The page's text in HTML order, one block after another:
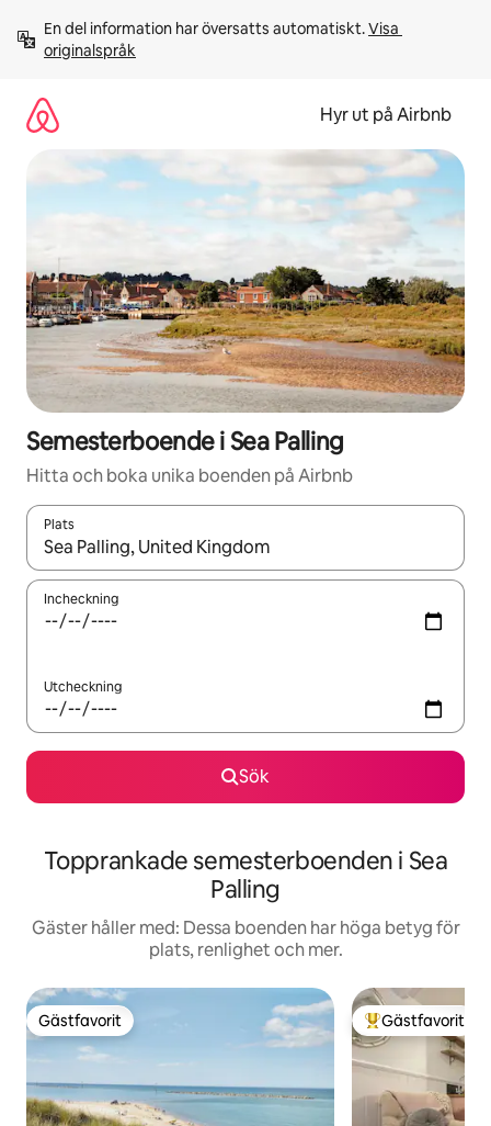
innehåll
En del information har översatts automatiskt. Visa
originalspråk
Hyr ut på Airbnb
Semesterboende i Sea Palling
Hitta och boka unika boenden på Airbnb
Plats
När resultaten är tillgängliga kan du navigera med upp- och
Incheckning
Utcheckning
Sök
Topprankade semesterboenden i Sea
Palling
Gäster håller med: Dessa boenden har höga betyg för
plats, renlighet och mer.
Gästfavorit
Gästfavorit Populär
Gästfavorit